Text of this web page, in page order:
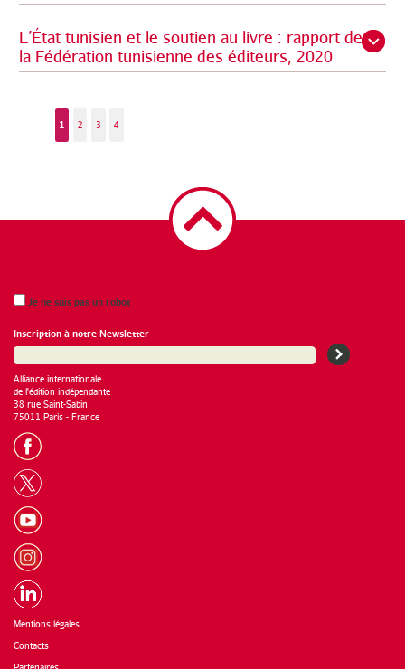
L’État tunisien et le soutien au livre : rapport de
la Fédération tunisienne des éditeurs, 2020
1 2 3 4
Je ne suis pas un robot
Inscription à notre Newsletter
Alliance internationale
de l'édition indépendante
38 rue Saint-Sabin
75011 Paris - France
Mentions légales
Contacts